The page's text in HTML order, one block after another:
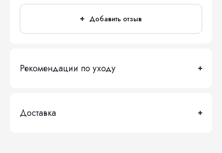
Добавить отзыв
Рекомендации по уходу
Доставка